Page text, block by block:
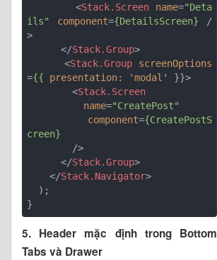
<Stack.Screen name="Deta
ils"
component={DetailsScreen} /
>
</Stack.Group>
<Stack.Group
screenOptions
={{ presentation: 'modal ' }}>
<Stack.Screen
name="CreatePost"
component={CreatePostS
creen}
        />
</Stack.Group>
</Stack.Navigator>
5. Header mặc định trong Bottom
Tabs và Drawer